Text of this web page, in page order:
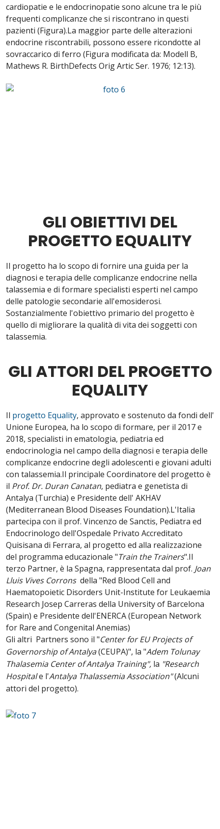
cardiopatie e le endocrinopatie sono alcune tra le più
frequenti complicanze che si riscontrano in questi
pazienti (Figura).La maggior parte delle alterazioni
endocrine riscontrabili, possono essere ricondotte al
sovraccarico di ferro (Figura modificata da: Modell B,
Mathews R. BirthDefects Orig Artic Ser. 1976; 12:13).
GLI OBIETTIVI DEL
PROGETTO EQUALITY
Il progetto ha lo scopo di fornire una guida per la
diagnosi e terapia delle complicanze endocrine nella
talassemia e di formare specialisti esperti nel campo
delle patologie secondarie all'emosiderosi.
Sostanzialmente l'obiettivo primario del progetto è
quello di migliorare la qualità di vita dei soggetti con
talassemia.
GLI ATTORI DEL PROGETTO
EQUALITY
Il progetto Equality, approvato e sostenuto da fondi dell'
Unione Europea, ha lo scopo di formare, per il 2017 e
2018, specialisti in ematologia, pediatria ed
endocrinologia nel campo della diagnosi e terapia delle
complicanze endocrine degli adolescenti e giovani adulti
con talassemia.Il principale Coordinatore del progetto è
il Prof. Dr. Duran Canatan, pediatra e genetista di
Antalya (Turchia) e Presidente dell' AKHAV
(Mediterranean Blood Diseases Foundation).L'Italia
partecipa con il prof. Vincenzo de Sanctis, Pediatra ed
Endocrinologo dell'Ospedale Privato Accreditato
Quisisana di Ferrara, al progetto ed alla realizzazione
del programma educazionale "Train the Trainers".Il
terzo Partner, è la Spagna, rappresentata dal prof. Joan
Lluis Vives Corronsdella "Red Blood Cell and
Haematopoietic Disorders Unit-Institute for Leukaemia
Research Josep Carreras della University of Barcelona
(Spain) e Presidente dell'ENERCA (European Network
for Rare and Congenital Anemias)
Gli altri Partners sono il "Center for EU Projects of
Governorship of Antalya(CEUPA)", la "Adem Tolunay
Thalasemia Center of Antalya Training", la "Research
Hospitale l'Antalya Thalassemia Association"(Alcuni
attori del progetto).